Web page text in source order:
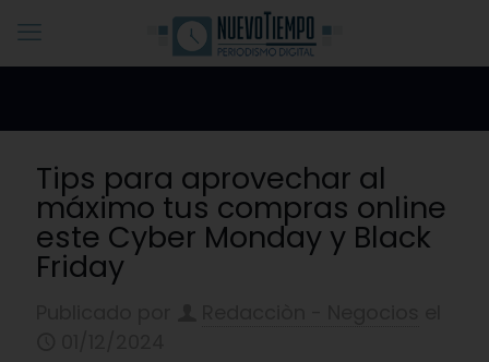
Tips para aprovechar al
máximo tus compras online
este Cyber Monday y Black
Friday